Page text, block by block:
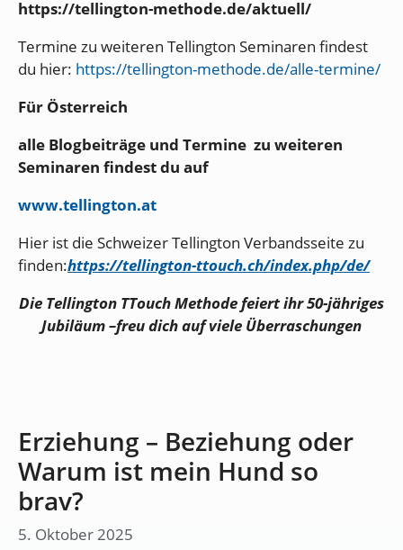
https://tellington-methode.de/aktuell/
Termine zu weiteren Tellington Seminaren findest
du hier: https://tellington-methode.de/alle-termine/
Für Österreich
alle Blogbeiträge und Termine zu weiteren
Seminaren findest du auf
www.tellington.at
Hier ist die Schweizer Tellington Verbandsseite zu
finden:https://tellington-ttouch.ch/index.php/de/
Die Tellington TTouch Methode feiert ihr 50-jähriges
Jubiläum –freu dich auf viele Überraschungen
Erziehung – Beziehung oder
Warum ist mein Hund so
brav?
5. Oktober 2025